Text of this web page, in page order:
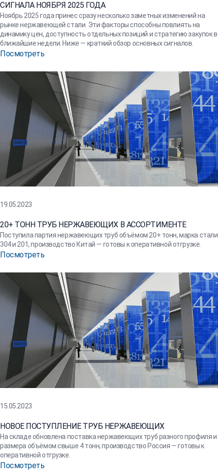
СИГНАЛА НОЯБРЯ 2025 ГОДА
Ноябрь 2025 года принес сразу несколько заметных изменений на
рынке нержавеющей стали. Эти факторы способны повлиять на
динамику цен, доступность отдельных позиций и стратегию закупок в
ближайшие недели. Ниже — краткий обзор основных сигналов.
Посмотреть
19.05.2023
20+ ТОНН ТРУБ НЕРЖАВЕЮЩИХ В АССОРТИМЕНТЕ
Поступила партия нержавеющих труб объёмом 20+ тонн, марка стали
304 и 201, производство Китай — готовы к оперативной отгрузке.
Посмотреть
15.05.2023
НОВОЕ ПОСТУПЛЕНИЕ ТРУБ НЕРЖАВЕЮЩИХ
На складе обновлена поставка нержавеющих труб разного профиля и
размера объёмом свыше 4 тонн, производство Россия — готовы к
оперативной отгрузке.
Посмотреть